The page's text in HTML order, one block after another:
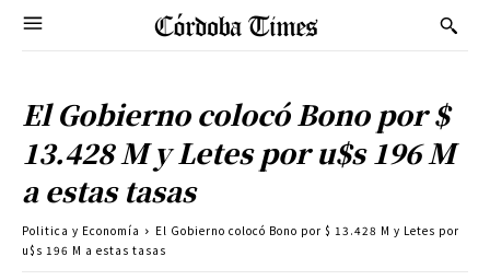
El Gobierno colocó Bono por $
13.428 M y Letes por u$s 196 M
a estas tasas
Politica y Economía
El Gobierno colocó Bono por $ 13.428 M y Letes por
u$s 196 M a estas tasas